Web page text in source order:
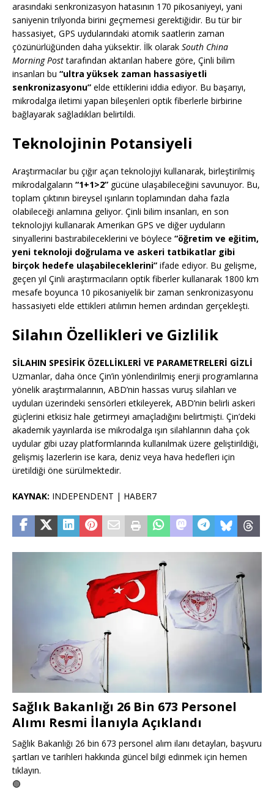
arasındaki senkronizasyon hatasının 170 pikosaniyeyi, yani
saniyenin trilyonda birini geçmemesi gerektiğidir. Bu tür bir
hassasiyet, GPS uydularındaki atomik saatlerin zaman
çözünürlüğünden daha yüksektir. İlk olarak South China
Morning Posttarafından aktarılan habere göre, Çinli bilim
insanları bu “ultra yüksek zaman hassasiyetli
senkronizasyonu” elde ettiklerini iddia ediyor. Bu başarıyı,
mikrodalga iletimi yapan bileşenleri optik fiberlerle birbirine
bağlayarak sağladıkları belirtildi.
Teknolojinin Potansiyeli
Araştırmacılar bu çığır açan teknolojiyi kullanarak, birleştirilmiş
mikrodalgaların “1+1>2” gücüne ulaşabileceğini savunuyor. Bu,
toplam çıktının bireysel ışınların toplamından daha fazla
olabileceği anlamına geliyor. Çinli bilim insanları, en son
teknolojiyi kullanarak Amerikan GPS ve diğer uyduların
sinyallerini bastırabileceklerini ve böylece “öğretim ve eğitim,
yeni teknoloji doğrulama ve askeri tatbikatlar gibi
birçok hedefe ulaşabileceklerini” ifade ediyor. Bu gelişme,
geçen yıl Çinli araştırmacıların optik fiberler kullanarak 1800 km
mesafe boyunca 10 pikosaniyelik bir zaman senkronizasyonu
hassasiyeti elde ettikleri atılımın hemen ardından gerçekleşti.
Silahın Özellikleri ve Gizlilik
SİLAHIN SPESİFİK ÖZELLİKLERİ VE PARAMETRELERİ GİZLİ
Uzmanlar, daha önce Çin’in yönlendirilmiş enerji programlarına
yönelik araştırmalarının, ABD’nin hassas vuruş silahları ve
uyduları üzerindeki sensörleri etkileyerek, ABD’nin belirli askeri
güçlerini etkisiz hale getirmeyi amaçladığını belirtmişti. Çin’deki
akademik yayınlarda ise mikrodalga ışın silahlarının daha çok
uydular gibi uzay platformlarında kullanılmak üzere geliştirildiği,
gelişmiş lazerlerin ise kara, deniz veya hava hedefleri için
üretildiği öne sürülmektedir.
KAYNAK: INDEPENDENT | HABER7
Sağlık Bakanlığı 26 Bin 673 Personel
Alımı Resmi İlanıyla Açıklandı
Sağlık Bakanlığı 26 bin 673 personel alım ilanı detayları, başvuru
şartları ve tarihleri hakkında güncel bilgi edinmek için hemen
tıklayın.
🟢